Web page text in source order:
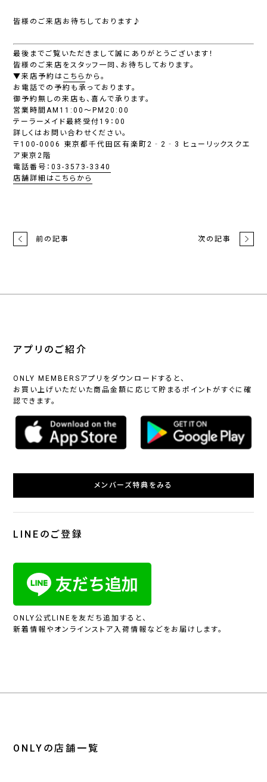
皆様のご来店お待ちしております♪
最後までご覧いただきまして誠にありがとうございます！
皆様のご来店をスタッフ一同、お待ちしております。
▼来店予約は こちら から。
お電話での予約も承っております。
御予約無しの来店も、喜んで承ります。
営業時間AM11:00～PM20:00
テーラーメイド最終受付19：00
詳しくはお問い合わせください。
〒100-0006 東京都千代田区有楽町2‐2‐3 ヒューリックスクエ
ア東京2階
電話番号：03-3573-3340
店舗詳細はこちらから
前の記事 次の記事
アプリのご紹介
ONLY MEMBERSアプリをダウンロードすると、
お買い上げいただいた商品金額に応じて貯まるポイントがすぐに確
認できます。
メンバーズ特典をみる
LINEのご登録
ONLY公式LINEを友だち追加すると、
新着情報やオンラインストア入荷情報などをお届けします。
ONLYの店舗一覧